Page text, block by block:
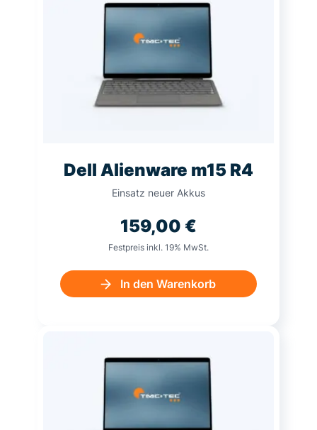
Dell Alienware m15 R4
Einsatz neuer Akkus
159,00 €
Festpreis inkl. 19% MwSt.
In den Warenkorb